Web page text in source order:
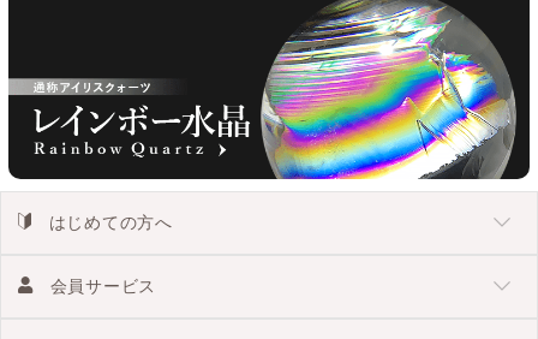
はじめての方へ
会員サービス